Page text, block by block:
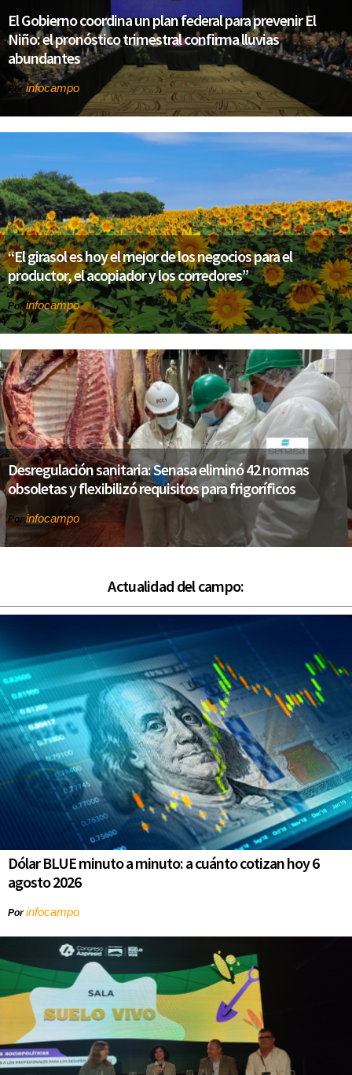
El Gobierno coordina un plan federal para prevenir El
Niño: el pronóstico trimestral confirma lluvias
abundantes
Por infocampo
“El girasol es hoy el mejor de los negocios para el
productor, el acopiador y los corredores”
Por infocampo
Desregulación sanitaria: Senasa eliminó 42 normas
obsoletas y flexibilizó requisitos para frigoríficos
Porinfocampo
Actualidad del campo:
Dólar BLUE minuto a minuto: a cuánto cotizan hoy 6
agosto 2026
Porinfocampo